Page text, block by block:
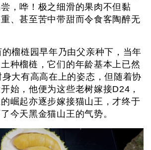
，哗！极之细滑的果肉不但黏
、甚至苦中带甜而令食客陶醉无
榴梿园早年乃由父亲种下，当年
种榴梿，它们的年龄基本上已然
大有高高在上的姿态，但随着协
始，他便为这些老树嫁接D24，
崛起亦逐步嫁接猫山王，才终于
今天黑金猫山王的气势。